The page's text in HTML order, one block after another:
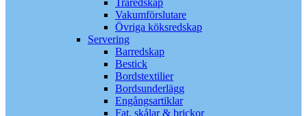
Träredskap
Vakumförslutare
Övriga köksredskap
Servering
Barredskap
Bestick
Bordstextilier
Bordsunderlägg
Engångsartiklar
Fat, skålar & brickor